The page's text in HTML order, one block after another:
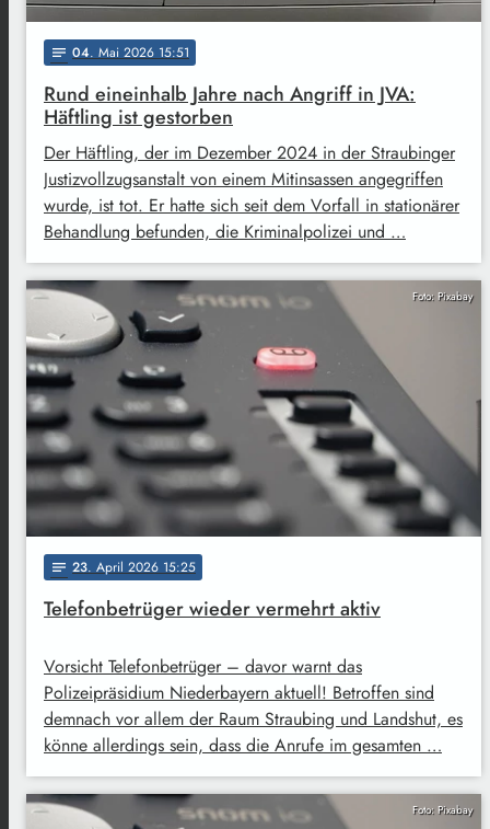
notes 04. Mai 2026 15:51
Rund eineinhalb Jahre nach Angriff in JVA:
Häftling ist gestorben
Der Häftling, der im Dezember 2024 in der Straubinger
Justizvollzugsanstalt von einem Mitinsassen angegriffen
wurde, ist tot. Er hatte sich seit dem Vorfall in stationärer
Behandlung befunden, die Kriminalpolizei und …
Foto: Pixabay
notes 23. April 2026 15:25
Telefonbetrüger wieder vermehrt aktiv
Vorsicht Telefonbetrüger – davor warnt das
Polizeipräsidium Niederbayern aktuell! Betroffen sind
demnach vor allem der Raum Straubing und Landshut, es
könne allerdings sein, dass die Anrufe im gesamten …
Foto: Pixabay